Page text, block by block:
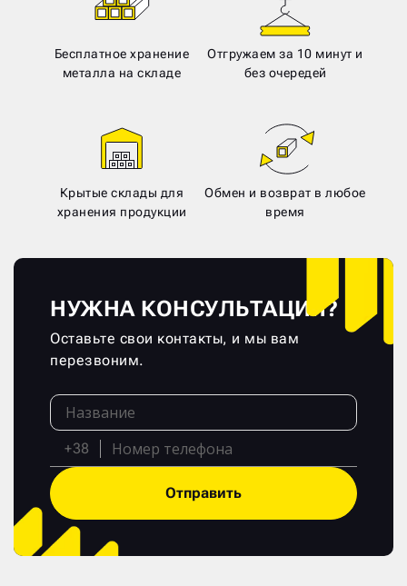
Бесплатное хранение
металла на складе
Отгружаем за 10 минут и
без очередей
Крытые склады для
хранения продукции
Обмен и возврат в любое
время
НУЖНА КОНСУЛЬТАЦИЯ?
Оставьте свои контакты, и мы вам
перезвоним.
+38
Отправить